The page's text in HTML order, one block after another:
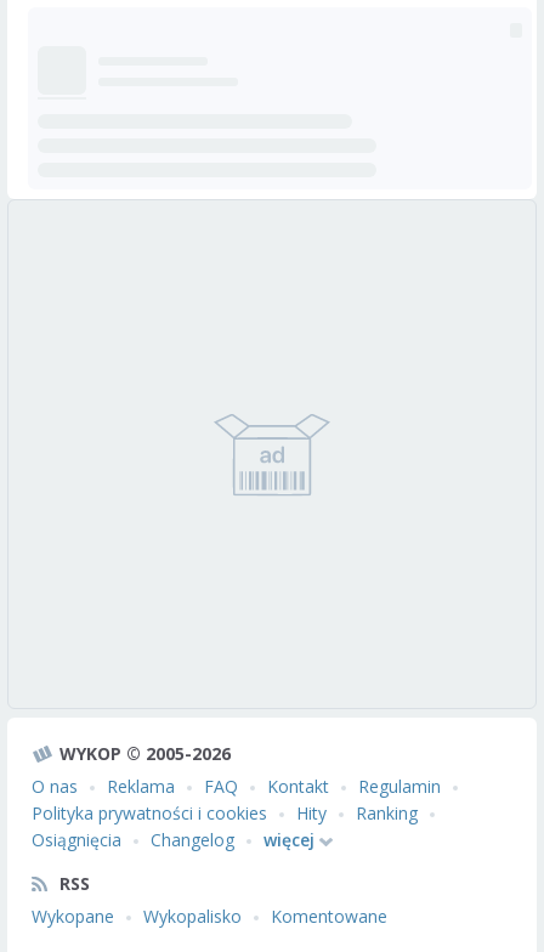
WYKOP © 2005-2026
O nas
Reklama FAQ Kontakt
Regulamin
Polityka prywatności i cookies
Hity
Ranking
Osiągnięcia
Changelog
więcej
RSS
Wykopane
Wykopalisko
Komentowane